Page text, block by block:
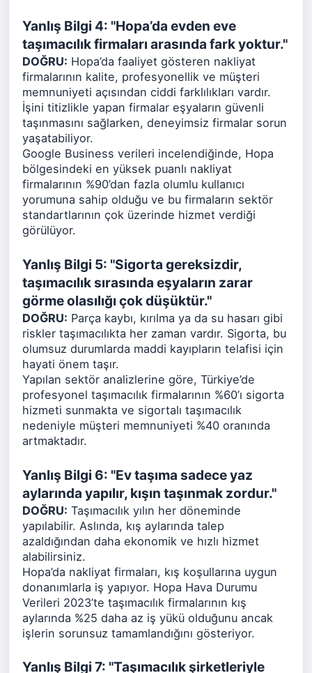
Yanlış Bilgi 4: "Hopa’da evden eve
taşımacılık firmaları arasında fark yoktur."
DOĞRU: Hopa’da faaliyet gösteren nakliyat
firmalarının kalite, profesyonellik ve müşteri
memnuniyeti açısından ciddi farklılıkları vardır.
İşini titizlikle yapan firmalar eşyaların güvenli
taşınmasını sağlarken, deneyimsiz firmalar sorun
yaşatabiliyor.
Google Business verileri incelendiğinde, Hopa
bölgesindeki en yüksek puanlı nakliyat
firmalarının %90’dan fazla olumlu kullanıcı
yorumuna sahip olduğu ve bu firmaların sektör
standartlarının çok üzerinde hizmet verdiği
görülüyor.
Yanlış Bilgi 5: "Sigorta gereksizdir,
taşımacılık sırasında eşyaların zarar
görme olasılığı çok düşüktür."
DOĞRU: Parça kaybı, kırılma ya da su hasarı gibi
riskler taşımacılıkta her zaman vardır. Sigorta, bu
olumsuz durumlarda maddi kayıpların telafisi için
hayati önem taşır.
Yapılan sektör analizlerine göre, Türkiye’de
profesyonel taşımacılık firmalarının %60’ı sigorta
hizmeti sunmakta ve sigortalı taşımacılık
nedeniyle müşteri memnuniyeti %40 oranında
artmaktadır.
Yanlış Bilgi 6: "Ev taşıma sadece yaz
aylarında yapılır, kışın taşınmak zordur."
DOĞRU: Taşımacılık yılın her döneminde
yapılabilir. Aslında, kış aylarında talep
azaldığından daha ekonomik ve hızlı hizmet
alabilirsiniz.
Hopa’da nakliyat firmaları, kış koşullarına uygun
donanımlarla iş yapıyor. Hopa Hava Durumu
Verileri 2023’te taşımacılık firmalarının kış
aylarında %25 daha az iş yükü olduğunu ancak
işlerin sorunsuz tamamlandığını gösteriyor.
Yanlış Bilgi 7: "Taşımacılık şirketleriyle